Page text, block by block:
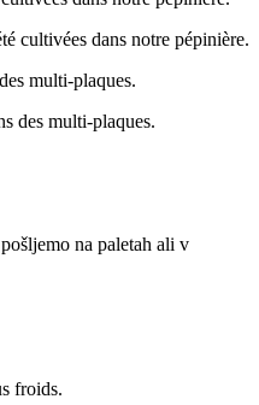
multi-plaques.
froids.